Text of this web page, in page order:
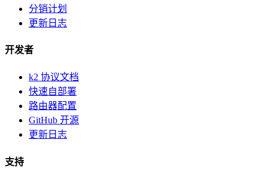
分销计划
更新日志
开发者
k2 协议文档
快速自部署
路由器配置
GitHub 开源
更新日志
支持